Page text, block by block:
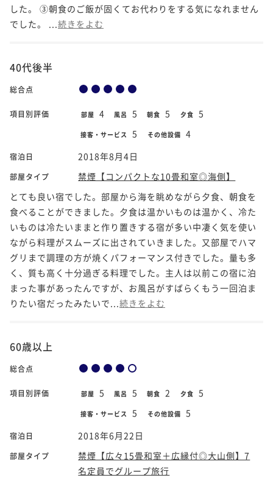
した。 ③朝食のご飯が固くてお代わりをする気になれません
でした。 ... 続きをよむ
40代後半
総合点
項目別評価 部屋 4 風呂 5 朝食 5 夕食 5
接客・サービス 5 その他設備 4
宿泊日 2018年8月4日
部屋タイプ
禁煙【コンパクトな10畳和室◎海側】
とても良い宿でした。部屋から海を眺めながら夕食、朝食を
食べることができました。夕食は温かいものは温かく、冷た
いものは冷たいままと作り置きする宿が多い中凄く気を使い
ながら料理がスムーズに出されていきました。又部屋でハマ
グリまで調理の方が焼くパフォーマンス付きでした。量も多
く、質も高く十分過ぎる料理でした。主人は以前この宿に泊
まった事があったんですが、お風呂がすばらくもう一回泊ま
りたい宿だったみたいで... 続きをよむ
60歳以上
総合点
項目別評価 部屋 5 風呂 5 朝食 2 夕食 5
接客・サービス 5 その他設備 5
宿泊日 2018年6月22日
部屋タイプ
禁煙【広々15畳和室＋広縁付◎大山側】7
名定員でグループ旅行